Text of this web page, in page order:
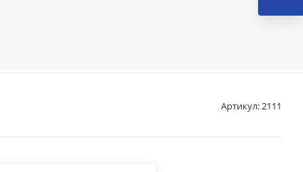
Артикул:2111